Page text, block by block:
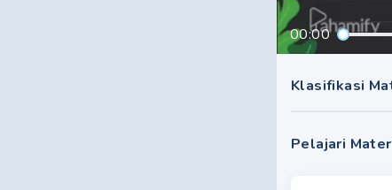
00:00
Klasifikasi
Pelajari